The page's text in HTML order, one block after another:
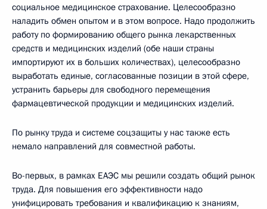
социальное медицинское страхование. Целесообразно
наладить обмен опытом и в этом вопросе. Надо продолжить
работу по формированию общего рынка лекарственных
средств и медицинских изделий (обе наши страны
импортируют их в больших количествах), целесообразно
выработать единые, согласованные позиции в этой сфере,
устранить барьеры для свободного перемещения
фармацевтической продукции и медицинских изделий.
По рынку труда и системе соцзащиты у нас также есть
немало направлений для совместной работы.
Во-первых, в рамках ЕАЭС мы решили создать общий рынок
труда. Для повышения его эффективности надо
унифицировать требования и квалификацию к знаниям,